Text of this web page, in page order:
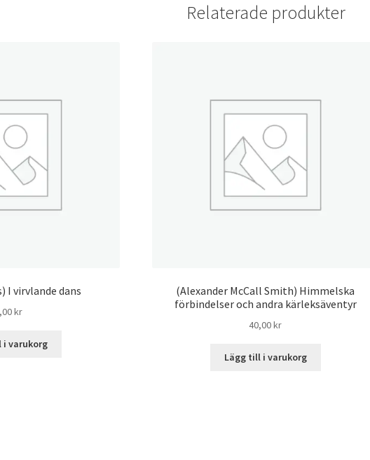
Relaterade produkter
I virvlande dans
kr
i varukorg
(Alexander McCall Smith) Himmelska
förbindelser och andra kärleksäventyr
40,00kr
Lägg till i varukorg